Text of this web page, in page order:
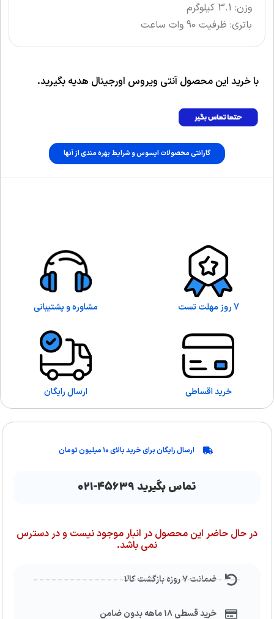
وزن: 3.1 کیلوگرم
باتری: ظرفیت 90 وات ساعت
با خرید این محصول آنتی ویروس اورجینال هدیه بگیرید.
گارانتی محصولات ایسوس و شرایط بهره مندی از آنها
7 روز مهلت تست مشاوره و پشتیبانی
خرید اقساطی ارسال رایگان
ارسال رایگان برای خرید بالای ۱۰ میلیون تومان
تماس بگیرید ۴۵۶۳۹-۰۲۱
در حال حاضر این محصول در انبار موجود نیست و در دسترس
نمی باشد.
ضمانت ۷ روزه بازگشت کالا
خرید قسطی ۱۸ ماهه بدون ضامن